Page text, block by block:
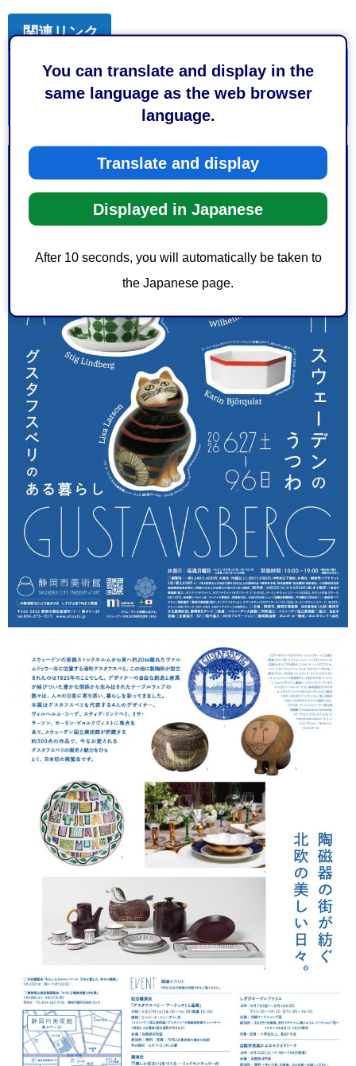
You can translate and display in the
same language as the web browser
language.
Translate and display
Displayed in Japanese
After 10 seconds, you will automatically be taken to
the Japanese page.
関連リンク
静岡市美術館（外部サイトへリンク）
駐車場について（外部サイトへリンク）